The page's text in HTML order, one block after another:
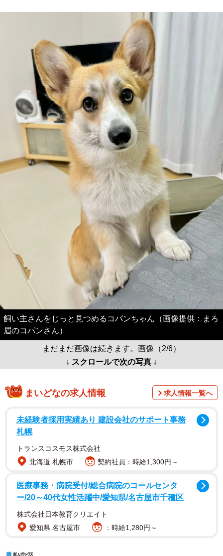
飼い主さんをじっと見つめるコパンちゃん（画像提供：まろ
眉のコパンさん）
まだまだ画像は続きます。画像（2/6）
↓ スクロールで次の写真 ↓
まいどなの求人情報 求人情報一覧へ
未経験者採用実績あり 建設会社のサポート事務
札幌
トランスコスモス株式会社
北海道 札幌市
契約社員：時給1,300円～
医療事務・病院受付/総合病院のコールセンタ
ー/20～40代女性活躍中/愛知県/名古屋市千種区
株式会社日本教育クリエイト
愛知県 名古屋市
：時給1,280円～